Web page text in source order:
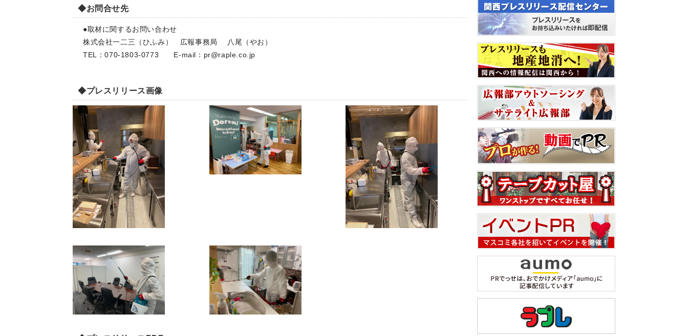
◆お問合せ先
●取材に関するお問い合わせ
株式会社一二三（ひふみ） 広報事務局 八尾（やお）
TEL：070-1803-0773 E-mail： pr@raple.co.jp
◆プレスリリース画像